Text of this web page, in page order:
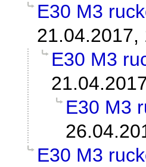
E30 M3
21.04.2017,
E30 M3
E30 M3
E30 M3